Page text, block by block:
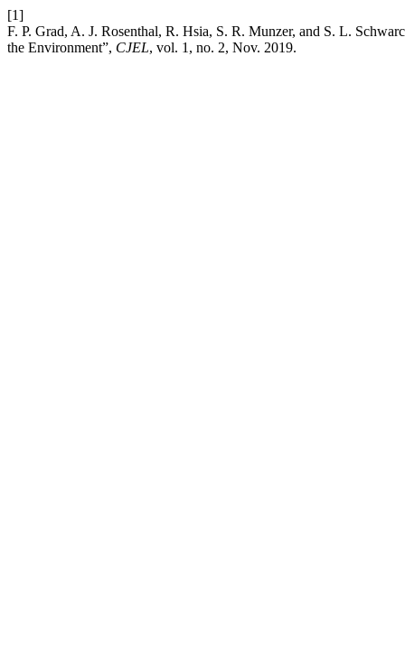
[1]
F. P. Grad, A. J. Rosenthal, R. Hsia, S. R. Munzer, and S. L.
the Environment”, CJEL, vol. 1, no. 2, Nov. 2019.